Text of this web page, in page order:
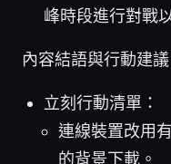
峰時段進行對戰
內容結語與行動建議
立刻行動清單：
連線裝置改用
的背景下載。